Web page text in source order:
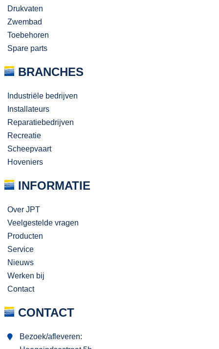
Drukvaten
Zwembad
Toebehoren
Spare parts
BRANCHES
Industriële bedrijven
Installateurs
Reparatiebedrijven
Recreatie
Scheepvaart
Hoveniers
INFORMATIE
Over JPT
Veelgestelde vragen
Producten
Service
Nieuws
Werken bij
Contact
CONTACT
Bezoek/afleveren: